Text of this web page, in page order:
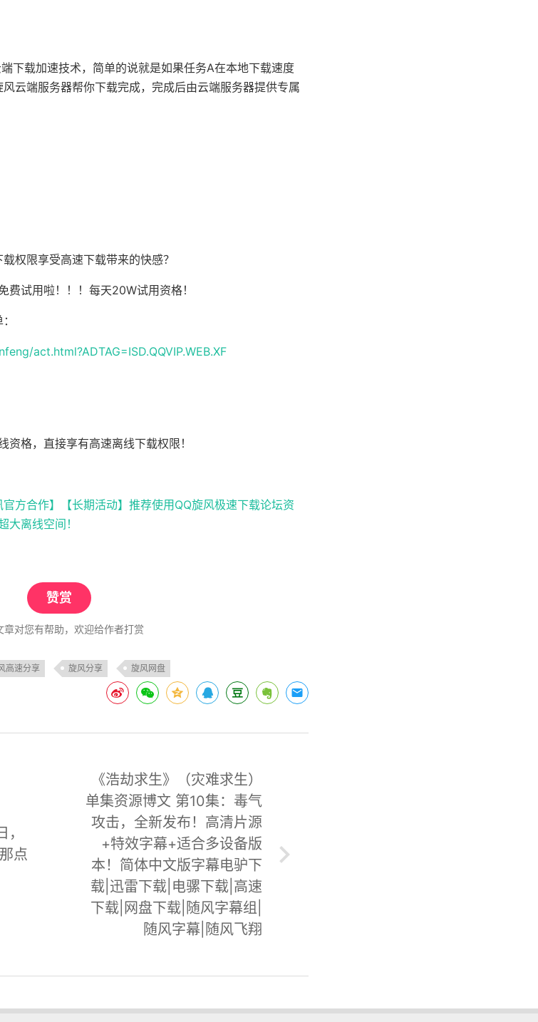
下载加速技术，简单的说就是如果任务A在本地下载速度
云端服务器帮你下载完成，完成后由云端服务器提供专属
权限享受高速下载带来的快感？
试用啦！！！每天20W试用资格！
act.html?ADTAG=ISD.QQVIP.WEB.XF
格，直接享有高速离线下载权限！
官方合作】【长期活动】推荐使用QQ旋风极速下载论坛资
大离线空间！
赞赏
章对您有帮助，欢迎给作者打赏
高速分享 旋风分享 旋风网盘
点
《浩劫求生》（灾难求生）
单集资源博文 第10集：毒气
攻击，全新发布！高清片源
+特效字幕+适合多设备版
本！简体中文版字幕电驴下
载|迅雷下载|电骡下载|高速
下载|网盘下载|随风字幕组|
随风字幕|随风飞翔